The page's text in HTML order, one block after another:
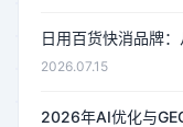
日用百货快消品牌
2026.07.15
2026年AI优化与